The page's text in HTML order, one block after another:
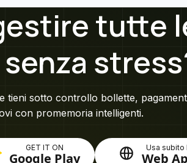
tutte
tieni sotto controllo bollette,
con promemoria intelligenti.
GET IT ON
Google Play
Usa subito
Web